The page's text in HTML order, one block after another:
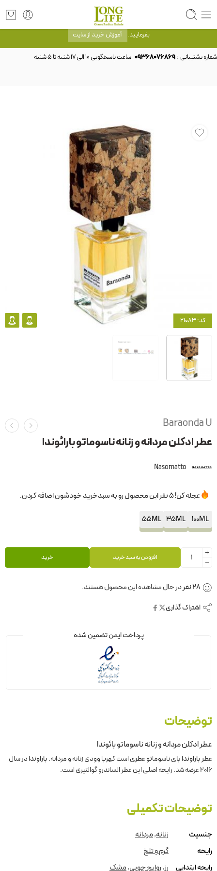
توجه! برند لانگ لایف رایحه های معروف را با شیشه و بسته بندی خود شرکت لانگ لایف
عرضه می کند.که با انتخاب حجم هر ادکلنی می توانید شیشه و بسته بندی را ملاحظه
بفرمایید. آموزش خرید از سایت
شماره پشتیبانی :09368076869
کد: 21083
Baraonda U
عطر ادکلن مردانه و زنانه ناسوماتو بارائوندا
Nasomatto
عجله کن! 5 نفر این محصول رو به سبدخرید خودشون اضافه کردن.
100ML
35ML
55ML
افزودن به سبد خرید خرید
28نفردر حال مشاهده این محصول هستند.
اشتراک گذاری
پرداخت ایمن تضمین شده
توضیحات
عطر ادکلن مردانه و زنانه ناسوماتو بائوندا
عطر باراوندا بایناسوماتوعطریاست کهربا وودی زنانه و مردانه.باراوندادر سال
2016 عرضه شد. رایحه اصلی این عطر الساندرو گوالتیری است.
توضیحات تکمیلی
جنسیت زنانه,مردانه
رایحه
گرم و تلخ
رایحه ابتدایی
رز,روایح چوبی,مشک